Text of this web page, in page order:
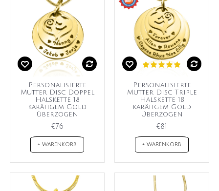
Personalisierte
Mutter Disc Doppel
Halskette 18
karätigem Gold
überzogen
€76
+ WARENKORB
Personalisierte
Mutter Disc Triple
Halskette 18
karätigem Gold
überzogen
€81
+ WARENKORB